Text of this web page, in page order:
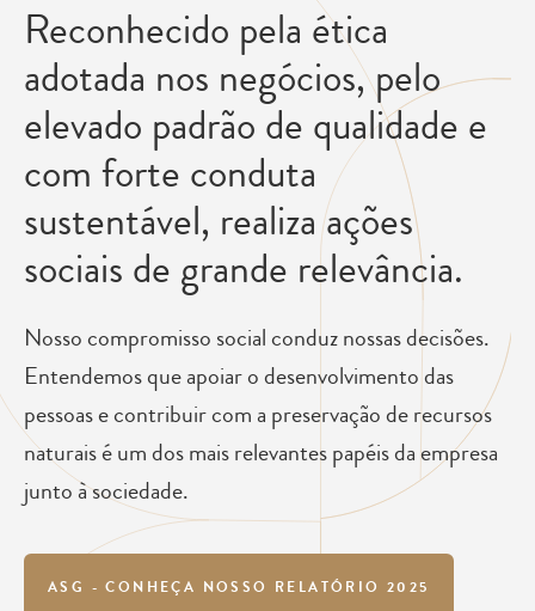
Reconhecido pela ética
adotada nos negócios, pelo
elevado padrão de qualidade e
com forte conduta
sustentável, realiza ações
sociais de grande relevância.
Nosso compromisso social conduz nossas decisões.
Entendemos que apoiar o desenvolvimento das
pessoas e contribuir com a preservação de recursos
naturais é um dos mais relevantes papéis da empresa
junto à sociedade.
ASG - CONHEÇA NOSSO RELATÓRIO 2025